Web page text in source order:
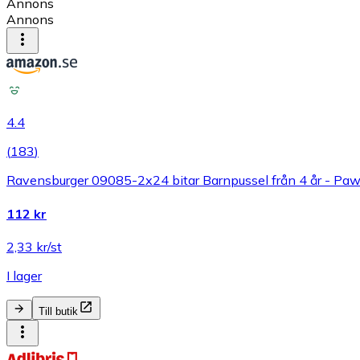
Annons
Annons
4.4
(183)
Ravensburger 09085-2x24 bitar Barnpussel från 4 år -
112 kr
2,33 kr/st
I lager
Till butik